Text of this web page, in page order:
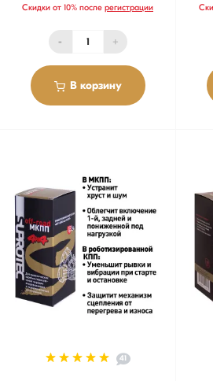
Скидки от 10% после регистрации
- +
В корзину
41